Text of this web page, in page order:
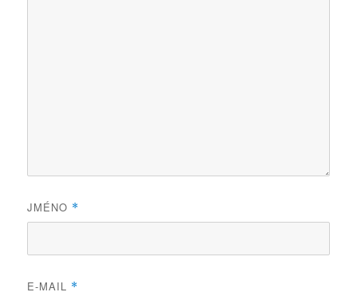
JMÉNO *
E-MAIL *